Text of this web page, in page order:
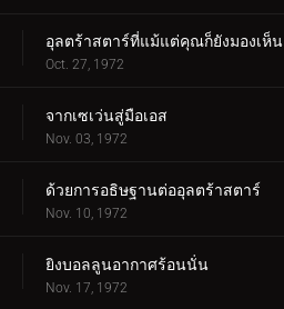
อุลตร้าสตาร์ที่แม้แต่คุณก็ยังมองเห็น
Oct. 27, 1972
จากเซเว่นสู่มือเอส
Nov. 03, 1972
ด้วยการอธิษฐานต่ออุลตร้าสตาร์
Nov. 10, 1972
ยิงบอลลูนอากาศร้อนนั่น
Nov. 17, 1972